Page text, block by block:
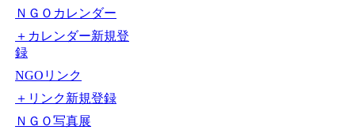
ＮＧＯカレンダー
＋カレンダー新規登
録
NGOリンク
＋リンク新規登録
ＮＧＯ写真展